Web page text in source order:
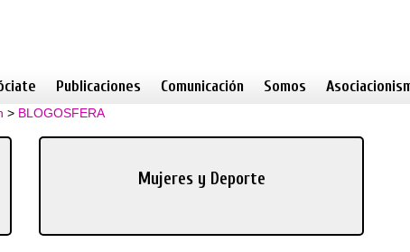
Publicaciones Comunicación Somos
> BLOGOSFERA
Mujeres y Deporte